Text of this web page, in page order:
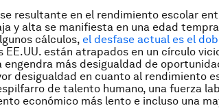
resultante en el rendimiento escolar
y alta se manifiesta en una edad
cálculos, el desfase actual es el
EE.UU. están atrapados en un círculo
engendra más desigualdad de
desigualdad en cuanto al rendimiento
de talento humano, una fuerza
económico más lento e incluso una